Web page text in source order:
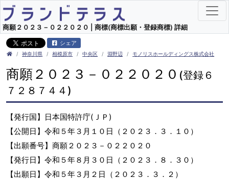
商願２０２３－０２２０２０ | 商標(商標出願・登録商標) 詳細
シェア
神奈川県 相模原市 中央区 淵野辺 モノリスホールディングス株式会社
商願２０２３－０２２０２０ (登録６
７２８７４４)
【発行国】日本国特許庁(ＪＰ)
【公開日】令和５年３月１０日（２０２３．３．１０）
【出願番号】商願２０２３－０２２０２０
【発行日】令和５年８月３０日（２０２３．８．３０）
【出願日】令和５年３月２日（２０２３．３．２）